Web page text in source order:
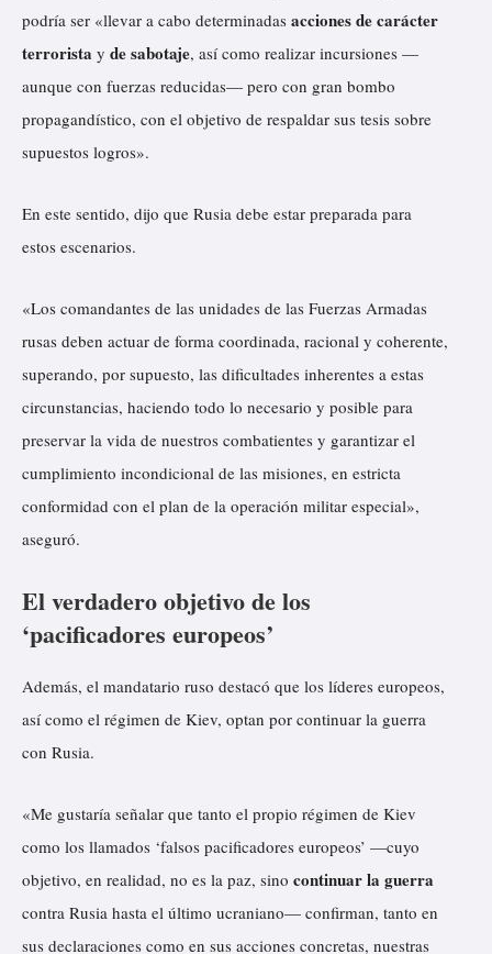
podría ser «llevar a cabo determinadas acciones de carácter
terrorista y de sabotaje, así como realizar incursiones —
aunque con fuerzas reducidas— pero con gran bombo
propagandístico, con el objetivo de respaldar sus tesis sobre
supuestos logros».
En este sentido, dijo que Rusia debe estar preparada para
estos escenarios.
«Los comandantes de las unidades de las Fuerzas Armadas
rusas deben actuar de forma coordinada, racional y coherente,
superando, por supuesto, las dificultades inherentes a estas
circunstancias, haciendo todo lo necesario y posible para
preservar la vida de nuestros combatientes y garantizar el
cumplimiento incondicional de las misiones, en estricta
conformidad con el plan de la operación militar especial»,
aseguró.
El verdadero objetivo de los
‘pacificadores europeos’
Además, el mandatario ruso destacó que los líderes europeos,
así como el régimen de Kiev, optan por continuar la guerra
con Rusia.
«Me gustaría señalar que tanto el propio régimen de Kiev
como los llamados ‘falsos pacificadores europeos’ —cuyo
objetivo, en realidad, no es la paz, sino continuar la guerra
contra Rusia hasta el último ucraniano— confirman, tanto en
sus declaraciones como en sus acciones concretas, nuestras